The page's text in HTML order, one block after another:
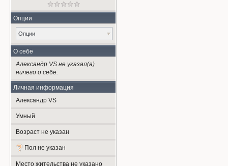
Опции
Опции
О себе
Александр VS не указал(а)
ничего о себе.
Личная информация
Александр VS
Умный
Возраст не указан
Пол не указан
Место жительства не указано